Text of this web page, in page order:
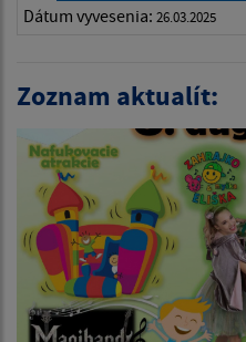
Dátum vyvesenia: 26.03.2025
Zoznam aktualít: